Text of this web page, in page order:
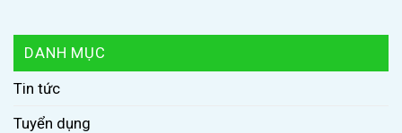
DANH MỤC
Tin tức
Tuyển dụng